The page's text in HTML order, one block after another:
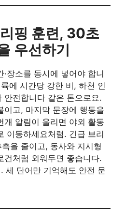
핑 훈련, 30초
우선하기
장소를 동시에 넣어야 합니
에 시간당 강한 비, 하천 인
안전합니다 같은 톤으로요.
이고, 마지막 문장에 행동을
개 알림이 울리면 야외 활동
이동하세요처럼. 긴급 브리
을 줄이고, 동사와 지시형
건처럼 외워두면 좋습니다.
세 단어만 기억해도 안전 문